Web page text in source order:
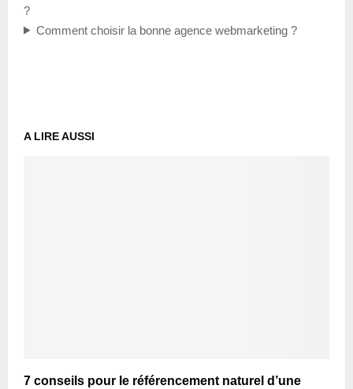
?
Comment choisir la bonne agence webmarketing ?
A LIRE AUSSI
7 conseils pour le référencement naturel d’une